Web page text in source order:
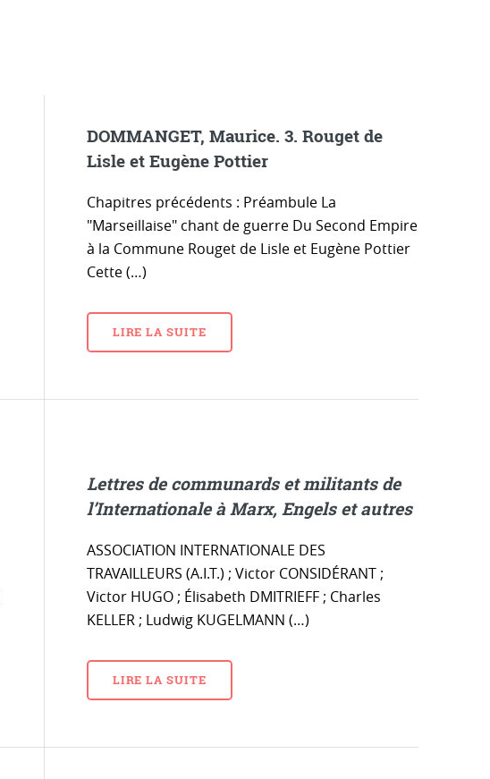
DOMMANGET, Maurice. 3. Rouget de
Lisle et Eugène Pottier
Chapitres précédents : Préambule La
"Marseillaise" chant de guerre Du Second Empire
à la Commune Rouget de Lisle et Eugène Pottier
Cette (…)
LIRE LA SUITE
Lettres de communards et militants de
l’Internationale à Marx, Engels et autres
ASSOCIATION INTERNATIONALE DES
TRAVAILLEURS (A.I.T.) ; Victor CONSIDÉRANT ;
Victor HUGO ; Élisabeth DMITRIEFF ; Charles
KELLER ; Ludwig KUGELMANN (…)
LIRE LA SUITE